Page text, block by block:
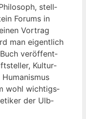
stell­
Forums in
Vor­trag
man eigent­lich
Buch ver­öf­fent­
Kul­tur­
wohl wich­tigs­
der Ulb­